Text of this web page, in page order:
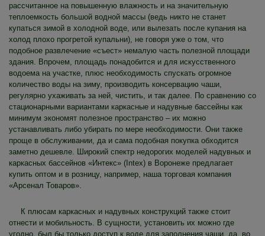
рассчитанное на повышенную влажность и на значительную
теплоемкость большой водной массы (ведь никто не станет
купаться зимой в холодной воде, или вылезать после купания на
холод плохо прогретой купальни), не говоря уже о том, что
подобное развлечение «съест» немалую часть полезной площади
здания. Впрочем, площадь понадобится и для искусственного
водоема на участке, плюс необходимость спускать огромное
количество воды на зиму, производить консервацию чаши,
регулярно ухаживать за ней, чистить, и так далее. По сравнению со
стационарными вариантами каркасные и надувные бассейны как
минимум экономят полезное пространство – их можно
устанавливать либо убирать по мере необходимости. Они также
проще в обслуживании, да и сама подобная покупка обходится
заметно дешевле. Широкий спектр недорогих моделей надувных и
каркасных бассейнов «Интекс» (Intex) в Воронеже предлагает
купить оптом и в розницу, например, наша торговая компания
«Арсенал Товаров».
К плюсам каркасных и надувных конструкций также стоит
отнести и мобильность. В сущности, установить их можно где
угодно, был бы только доступ к воде для заполнения чаши, да, во